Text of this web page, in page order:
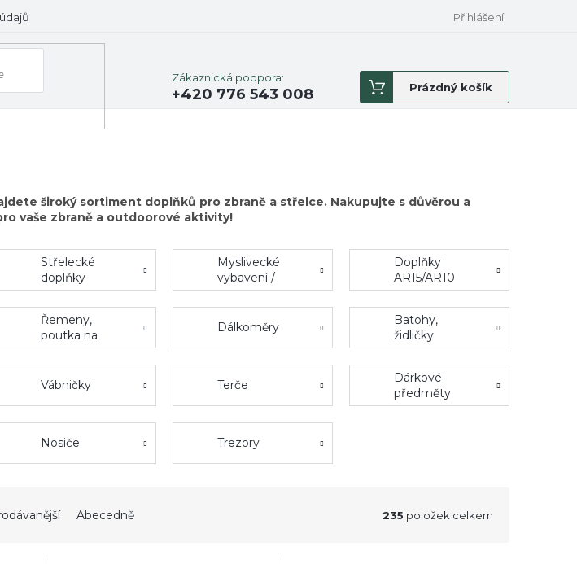
Přihlášení
Zákaznická podpora:
+420 776 543 008
Nákupní
košík
Prázdný košík
široký sortiment doplňků pro zbraně a střelce. Nakupujte s důvěrou a
vaše zbraně a outdoorové aktivity!
Střelecké
doplňky
Myslivecké
vybavení /
fotopasti
Doplňky
AR15/AR10
Řemeny,
poutka na
zbraně
Dálkoměry
Batohy,
židličky
Vábničky Terče
Dárkové
předměty
Nosiče Trezory
Abecedně 235 položek celkem